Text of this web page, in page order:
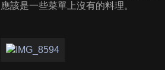
應該是一些菜單上沒有的料理。